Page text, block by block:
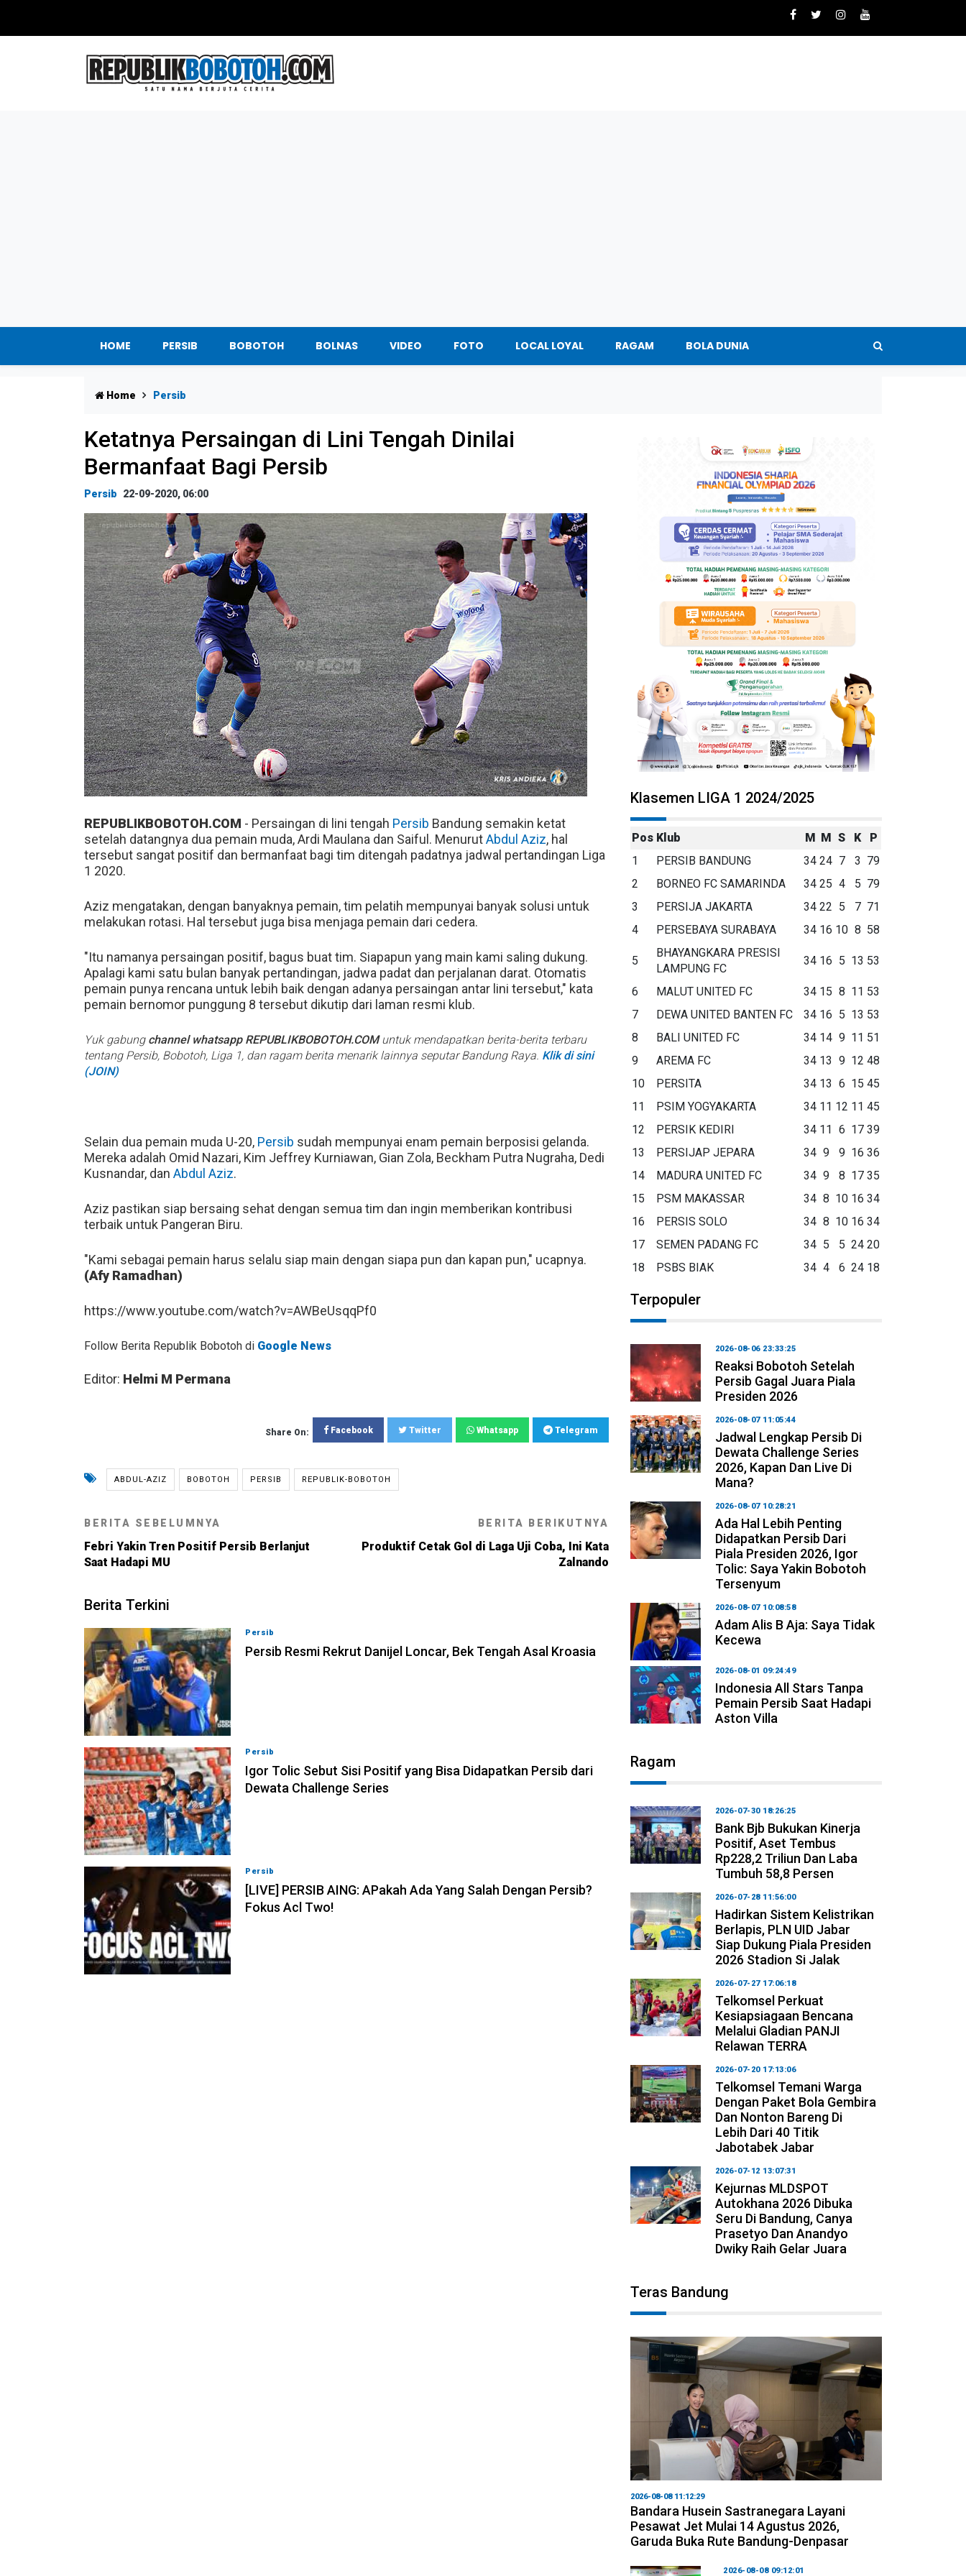
HOME PERSIB BOBOTOH BOLNAS VIDEO FOTO LOCAL LOYAL RAGAM BOLA DUNIA
Home Persib
Ketatnya Persaingan di Lini Tengah Dinilai
Bermanfaat Bagi Persib
Persib 22-09-2020, 06:00
REPUBLIKBOBOTOH.COM - Persaingan di lini tengah Persib Bandung semakin ketat
setelah datangnya dua pemain muda, Ardi Maulana dan Saiful. MenurutAbdul Aziz, hal
tersebut sangat positif dan bermanfaat bagi tim ditengah padatnya jadwal pertandingan Liga
1 2020.
Aziz mengatakan, dengan banyaknya pemain, tim pelatih mempunyai banyak solusi untuk
melakukan rotasi. Hal tersebut juga bisa menjaga pemain dari cedera.
"Itu namanya persaingan positif, bagus buat tim. Siapapun yang main kami saling dukung.
Apalagi kami satu bulan banyak pertandingan, jadwa padat dan perjalanan darat. Otomatis
pemain punya rencana untuk lebih baik dengan adanya persaingan antar lini tersebut," kata
pemain bernomor punggung 8 tersebut dikutip dari laman resmi klub.
Yuk gabung channel whatsapp REPUBLIKBOBOTOH.COMuntuk mendapatkan berita-berita terbaru
tentang Persib, Bobotoh, Liga 1, dan ragam berita menarik lainnya seputar Bandung Raya. Klik di sini
(JOIN)
Selain dua pemain muda U-20, Persib sudah mempunyai enam pemain berposisi gelanda.
Mereka adalah Omid Nazari, Kim Jeffrey Kurniawan, Gian Zola, Beckham Putra Nugraha, Dedi
Kusnandar, dan Abdul Aziz.
Aziz pastikan siap bersaing sehat dengan semua tim dan ingin memberikan kontribusi
terbaik untuk Pangeran Biru.
"Kami sebagai pemain harus selalu siap main dengan siapa pun dan kapan pun," ucapnya.
(Afy Ramadhan)
https://www.youtube.com/watch?v=AWBeUsqqPf0
Follow Berita Republik Bobotoh di Google News
Editor: Helmi M Permana
Share On: Facebook Twitter Whatsapp Telegram
ABDUL-AZIZ BOBOTOH PERSIB REPUBLIK-BOBOTOH
BERITA SEBELUMNYA
Febri Yakin Tren Positif Persib Berlanjut
Saat Hadapi MU
BERITA BERIKUTNYA
Produktif Cetak Gol di Laga Uji Coba, Ini Kata
Zalnando
Berita Terkini
Persib
Persib Resmi Rekrut Danijel Loncar, Bek Tengah Asal Kroasia
Persib
Igor Tolic Sebut Sisi Positif yang Bisa Didapatkan Persib dari
Dewata Challenge Series
Persib
[LIVE] PERSIB AING: APakah Ada Yang Salah Dengan Persib?
Fokus Acl Two!
Klasemen LIGA 1 2024/2025
Pos Klub M M S K
P
1
PERSIB BANDUNG 34 24 7 3 79
2
BORNEO FC SAMARINDA 34 25 4 5 79
3
PERSIJA JAKARTA 34 22 5 7 71
4
PERSEBAYA SURABAYA 34 16 10 8 58
5
BHAYANGKARA PRESISI
LAMPUNG FC
34 16 5 13 53
6 MALUT UNITED FC 34 15 8 11 53
7
DEWA UNITED BANTEN FC 34 16 5 13 53
8
BALI UNITED FC 34 14 9 11 51
9
AREMA FC 34 13 9 12 48
10
PERSITA 34 13 6 15 45
11
PSIM YOGYAKARTA 34 11 12 11 45
12
PERSIK KEDIRI 34 11 6 17 39
13
PERSIJAP JEPARA 34 9 9 16 36
14
MADURA UNITED FC 34 9 8 17 35
15
PSM MAKASSAR 34 8 10 16 34
16
PERSIS SOLO 34 8 10 16 34
17
SEMEN PADANG FC 34 5 5 24 20
18
PSBS BIAK 34 4 6 24 18
Terpopuler
2026-08-06 23:33:25
Reaksi Bobotoh Setelah
Persib Gagal Juara Piala
Presiden 2026
2026-08-07 11:05:44
Jadwal Lengkap Persib Di
Dewata Challenge Series
2026, Kapan Dan Live Di
Mana?
2026-08-07 10:28:21
Ada Hal Lebih Penting
Didapatkan Persib Dari
Piala Presiden 2026, Igor
Tolic: Saya Yakin Bobotoh
Tersenyum
2026-08-07 10:08:58
Adam Alis B Aja: Saya Tidak
Kecewa
2026-08-01 09:24:49
Indonesia All Stars Tanpa
Pemain Persib Saat Hadapi
Aston Villa
Ragam
2026-07-30 18:26:25
Bank Bjb Bukukan Kinerja
Positif, Aset Tembus
Rp228,2 Triliun Dan Laba
Tumbuh 58,8 Persen
2026-07-28 11:56:00
Hadirkan Sistem Kelistrikan
Berlapis, PLN UID Jabar
Siap Dukung Piala Presiden
2026 Stadion Si Jalak
2026-07-27 17:06:18
Telkomsel Perkuat
Kesiapsiagaan Bencana
Melalui Gladian PANJI
Relawan TERRA
2026-07-20 17:13:06
Telkomsel Temani Warga
Dengan Paket Bola Gembira
Dan Nonton Bareng Di
Lebih Dari 40 Titik
Jabotabek Jabar
2026-07-12 13:07:31
Kejurnas MLDSPOT
Autokhana 2026 Dibuka
Seru Di Bandung, Canya
Prasetyo Dan Anandyo
Dwiky Raih Gelar Juara
Teras Bandung
2026-08-08 11:12:29
Bandara Husein Sastranegara Layani
Pesawat Jet Mulai 14 Agustus 2026,
Garuda Buka Rute Bandung-Denpasar
2026-08-08 09:12:01